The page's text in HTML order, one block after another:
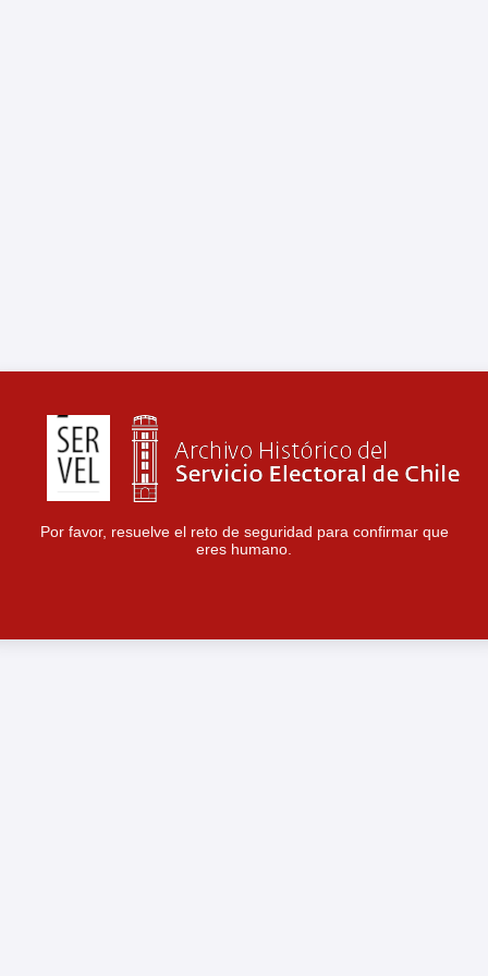
Por favor, resuelve el reto de seguridad para confirmar que
eres humano.